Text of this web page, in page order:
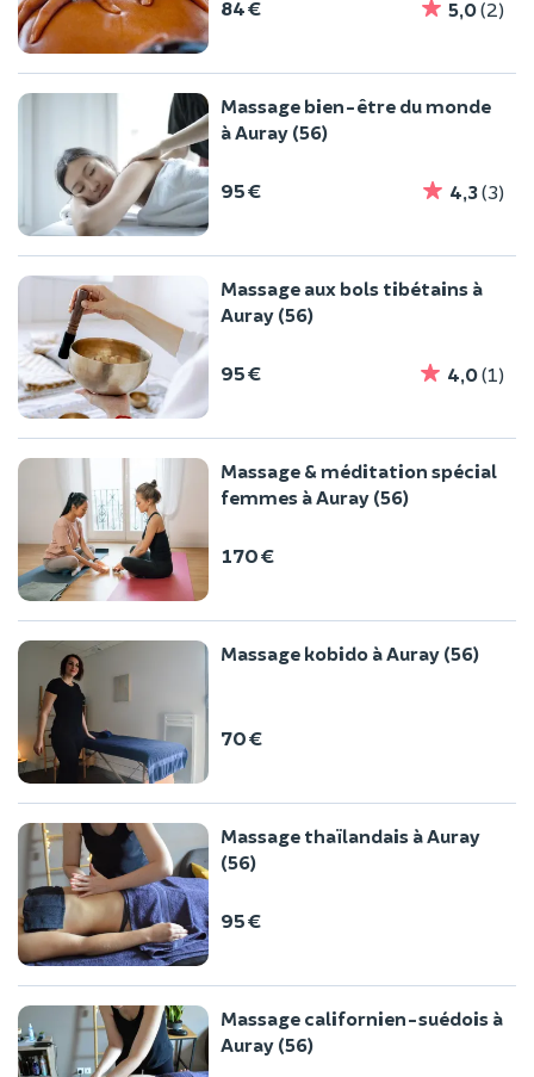
84 € 5,0(2)
Massage bien-être du monde
à Auray (56)
95 € 4,3(3)
Massage aux bols tibétains à
Auray (56)
95 € 4,0(1)
Massage & méditation spécial
femmes à Auray (56)
170 €
Massage kobido à Auray (56)
70 €
Massage thaïlandais à Auray
(56)
95 €
Massage californien-suédois à
Auray (56)